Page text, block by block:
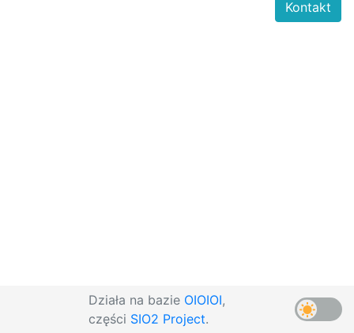
Działa na bazie OIOIOI,
części SIO2 Project.
Kontakt